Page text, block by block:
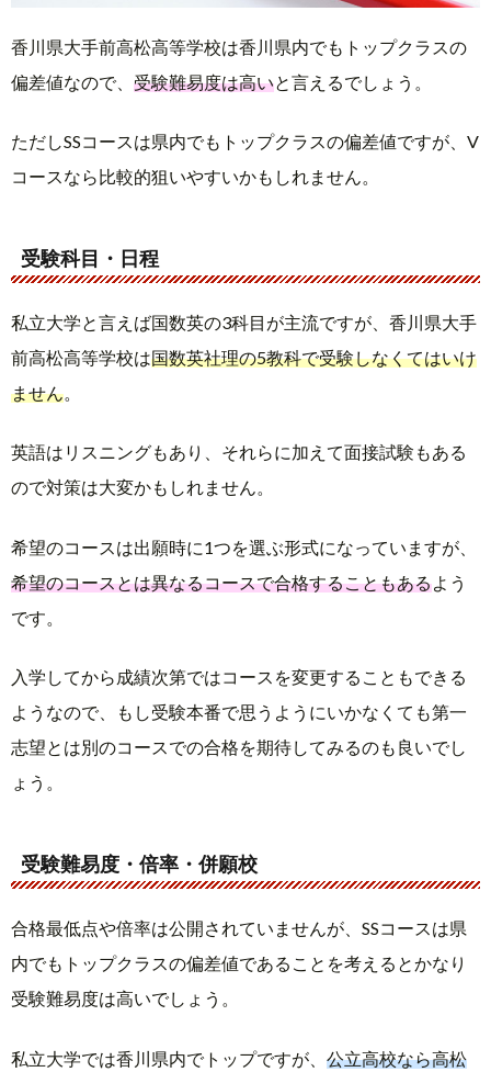
香川県大手前高松高等学校は香川県内でもトップクラスの
偏差値なので、 受験難易度は高いと言えるでしょう。
ただしSSコースは県内でもトップクラスの偏差値ですが、V
コースなら比較的狙いやすいかもしれません。
受験科目・日程
私立大学と言えば国数英の3科目が主流ですが、香川県大手
前高松高等学校は国数英社理の5教科で受験しなくてはいけ
ません。
英語はリスニングもあり、それらに加えて面接試験もある
ので対策は大変かもしれません。
希望のコースは出願時に1つを選ぶ形式になっていますが、
希望のコースとは異なるコースで合格することもある よう
です。
入学してから成績次第ではコースを変更することもできる
ようなので、もし受験本番で思うようにいかなくても第一
志望とは別のコースでの合格を期待してみるのも良いでし
ょう。
受験難易度・倍率・併願校
合格最低点や倍率は公開されていませんが、SSコースは県
内でもトップクラスの偏差値であることを考えるとかなり
受験難易度は高いでしょう。
私立大学では香川県内でトップですが、 公立高校なら高松